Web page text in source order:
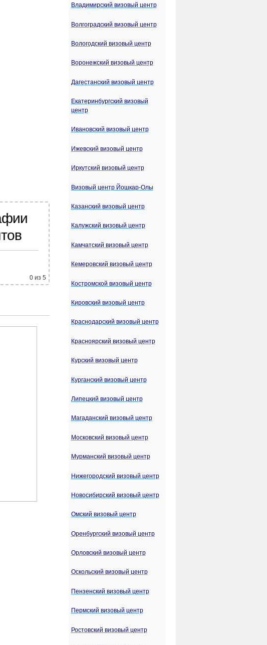
0из 5
Владимирский визовый центр
Волгоградский визовый центр
Вологодский визовый центр
Воронежский визовый центр
Дагестанский визовый центр
Екатеринбургский визовый
центр
Ивановский визовый центр
Ижевский визовый центр
Иркутский визовый центр
Визовый центр Йошкар-Олы
Казанский визовый центр
Калужский визовый центр
Камчатский визовый центр
Кемеровский визовый центр
Костромской визовый центр
Кировский визовый центр
Краснодарский визовый центр
Красноярский визовый центр
Курский визовый центр
Курганский визовый центр
Липецкий визовый центр
Магаданский визовый центр
Московский визовый центр
Мурманский визовый центр
Нижегородский визовый центр
Новосибирский визовый центр
Омский визовый центр
Оренбургский визовый центр
Орловский визовый центр
Оскольский визовый центр
Пензенский визовый центр
Пермский визовый центр
Ростовский визовый центр